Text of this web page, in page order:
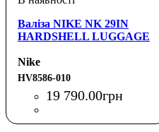
Валіза NIKE NK 29IN
HARDSHELL LUGGAGE
Nike
HV8586-010
19 790.00грн